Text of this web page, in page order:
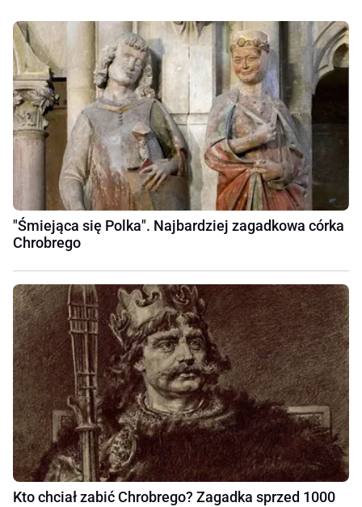
"Śmiejąca się Polka". Najbardziej zagadkowa córka
Chrobrego
Kto chciał zabić Chrobrego? Zagadka sprzed 1000